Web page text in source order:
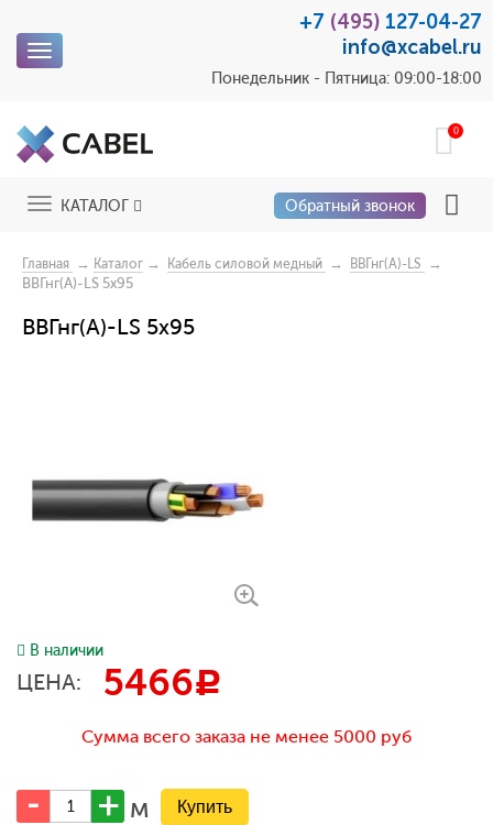
Toggle
+7 (495) 127-04-27
info@xcabel.ru
Понедельник - Пятница: 09:00-18:00
0
ToggleКАТАЛОГ Обратный звонок
Главная → Каталог → Кабель силовой медный → ВВГнг(А)-LS
→
ВВГнг(А)-LS 5x95
ВВГнг(А)-LS 5x95
В наличии
ЦЕНА: 5466c
Сумма всего заказа не менее 5000 руб
м